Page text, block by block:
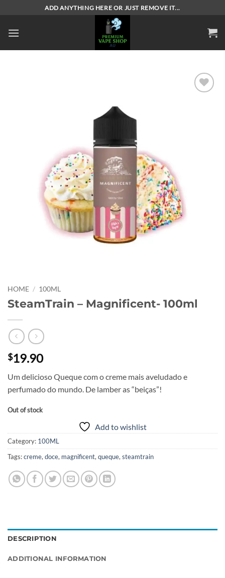
content
ADD ANYTHING HERE OR JUST REMOVE IT...
HOME / 100ML
SteamTrain – Magnificent- 100ml
$19.90
Um delicioso Queque com o creme mais aveludado e
perfumado do mundo. De lamber as “beiças”!
Out of stock
Add to wishlist
Category: 100ML
Tags:creme, doce, magnificent, queque, steamtrain
DESCRIPTION
ADDITIONAL INFORMATION